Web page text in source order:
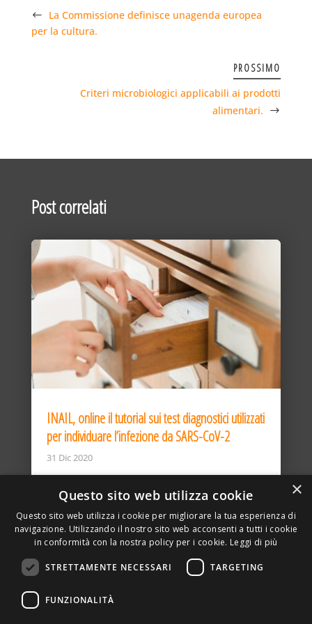
La Commissione definisce unagenda europea
per la cultura.
PROSSIMO
Criteri microbiologici applicabili ai prodotti
alimentari.
Post correlati
INAIL, online il tutorial sui test diagnostici utilizzati
per individuare l’infezione da SARS-CoV-2
31 Dic 2020
DELLA TORRE, 15 – 20127 – MILANO – P. IVA
×
Questo sito web utilizza cookie
Questo sito web utilizza i cookie per migliorare la tua esperienza di
navigazione. Utilizzando il nostro sito web acconsenti a tutti i cookie
in conformità con la nostra policy per i cookie. Leggi di più
STRETTAMENTE NECESSARI TARGETING
FUNZIONALITÀ